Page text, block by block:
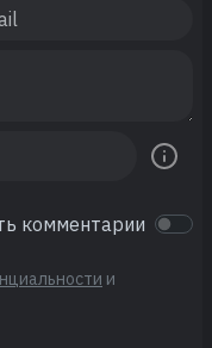
комментарии
и